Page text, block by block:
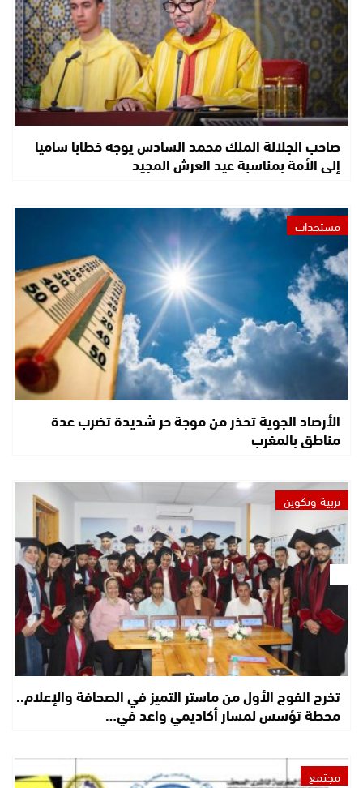
صاحب الجلالة الملك محمد السادس يوجه خطابا ساميا
إلى الأمة بمناسبة عيد العرش المجيد
مستجدات
الأرصاد الجوية تحذر من موجة حر شديدة تضرب عدة
مناطق بالمغرب
تربية وتكوين
تخرج الفوج الأول من ماستر التميز في الصحافة والإعلام..
محطة تؤسس لمسار أكاديمي واعد في…
مجتمع